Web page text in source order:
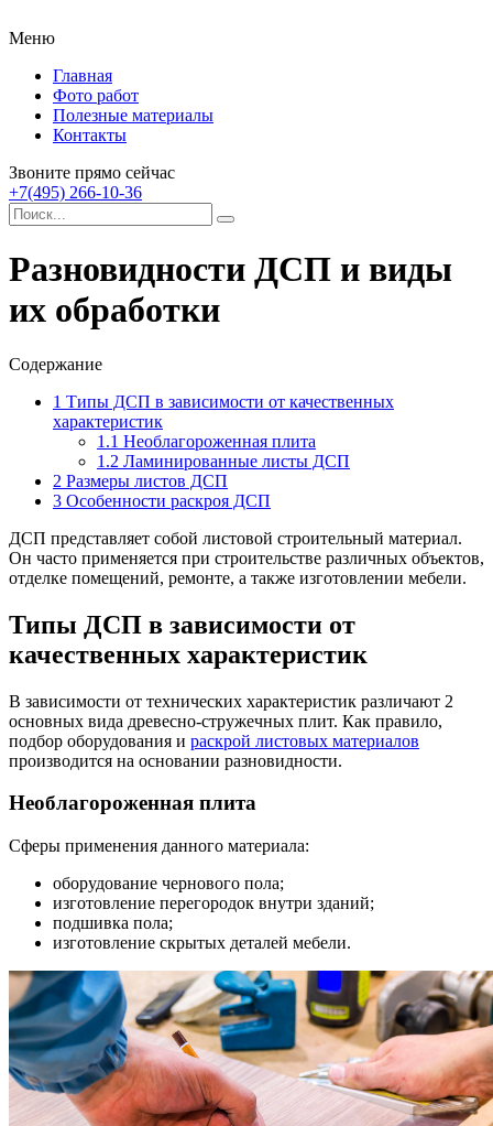
Меню
Главная
Фото работ
Полезные материалы
Контакты
Звоните прямо сейчас
+7(495) 266-10-36
Разновидности ДСП и виды
их обработки
Содержание
1 Типы ДСП в зависимости от качественных
характеристик
1.1 Необлагороженная плита
1.2 Ламинированные листы ДСП
2 Размеры листов ДСП
3 Особенности раскроя ДСП
ДСП представляет собой листовой строительный материал.
Он часто применяется при строительстве различных объектов,
отделке помещений, ремонте, а также изготовлении мебели.
Типы ДСП в зависимости от
качественных характеристик
В зависимости от технических характеристик различают 2
основных вида древесно-стружечных плит. Как правило,
подбор оборудования и раскрой листовых материалов
производится на основании разновидности.
Необлагороженная плита
Сферы применения данного материала:
оборудование чернового пола;
изготовление перегородок внутри зданий;
подшивка пола;
изготовление скрытых деталей мебели.